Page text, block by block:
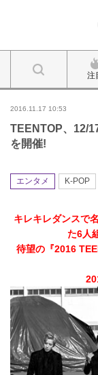
注
2016.11.17 10:53
TEENTOP、12/
を開催!
エンタメ K-POP
キレキレダンスで
た6人
待望の『2016